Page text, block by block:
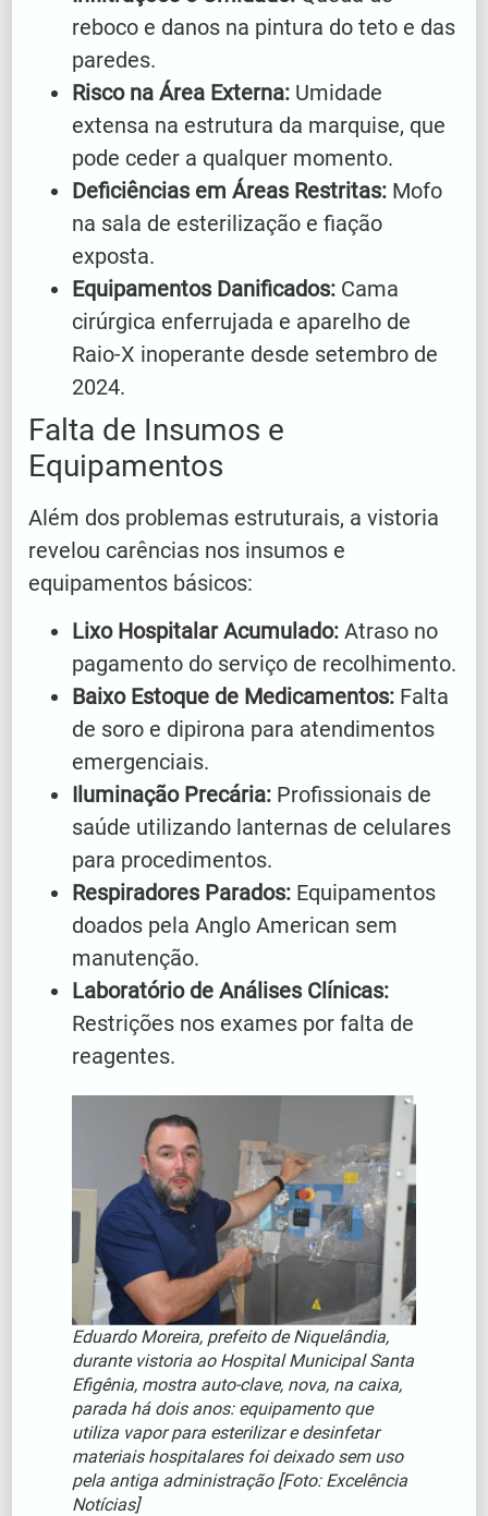
reboco e danos na pintura do teto e das
paredes.
Risco na Área Externa: Umidade
extensa na estrutura da marquise, que
pode ceder a qualquer momento.
Deficiências em Áreas Restritas: Mofo
na sala de esterilização e fiação
exposta.
Equipamentos Danificados: Cama
cirúrgica enferrujada e aparelho de
Raio-X inoperante desde setembro de
2024.
Falta de Insumos e
Equipamentos
Além dos problemas estruturais, a vistoria
revelou carências nos insumos e
equipamentos básicos:
Lixo Hospitalar Acumulado: Atraso no
pagamento do serviço de recolhimento.
Baixo Estoque de Medicamentos: Falta
de soro e dipirona para atendimentos
emergenciais.
Iluminação Precária: Profissionais de
saúde utilizando lanternas de celulares
para procedimentos.
Respiradores Parados: Equipamentos
doados pela Anglo American sem
manutenção.
Laboratório de Análises Clínicas:
Restrições nos exames por falta de
reagentes.
Eduardo Moreira, prefeito de Niquelândia,
durante vistoria ao Hospital Municipal Santa
Efigênia, mostra auto-clave, nova, na caixa,
parada há dois anos: equipamento que
utiliza vapor para esterilizar e desinfetar
materiais hospitalares foi deixado sem uso
pela antiga administração [Foto: Excelência
Notícias]